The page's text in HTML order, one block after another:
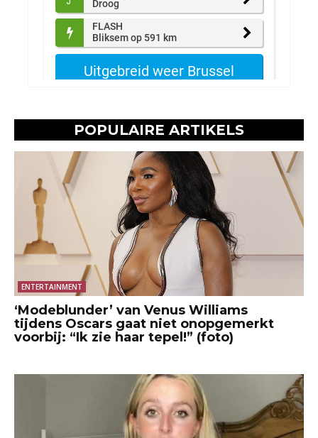
POPULAIRE ARTIKELS
ENTERTAINMENT
‘Modeblunder’ van Venus Williams
tijdens Oscars gaat niet onopgemerkt
voorbij: “Ik zie haar tepel!” (foto)